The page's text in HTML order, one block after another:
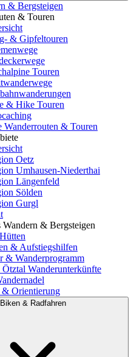
& Bergsteigen
& Touren
& Gipfeltouren
Touren
& Hike Touren
Wanderrouten & Touren
Oetz
Umhausen-Niederthai
Längenfeld
Sölden
Gurgl
Wandern & Bergsteigen
& Aufstiegshilfen
& Wanderprogramm
Wanderunterkünfte
& Orientierung
Biken & Radfahren